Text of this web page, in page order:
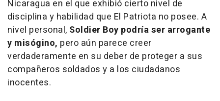
Nicaragua en el que exhibió cierto nivel de
disciplina y habilidad que El Patriota no posee. A
nivel personal, Soldier Boy podría ser arrogante
y misógino, pero aún parece creer
verdaderamente en su deber de proteger a sus
compañeros soldados y a los ciudadanos
inocentes.